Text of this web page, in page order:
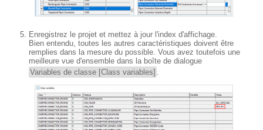
Enregistrez le projet et mettez à jour l'index d'affichage.
Bien entendu, toutes les autres caractéristiques doivent être
remplies dans la mesure du possible. Vous avez toutefois une
meilleure vue d'ensemble dans la boîte de dialogue
Variables de classe [Class variables]